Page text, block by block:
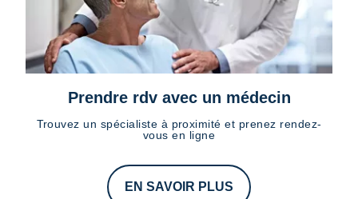
Prendre rdv avec un médecin
Trouvez un spécialiste à proximité et prenez rendez-
vous en ligne
EN SAVOIR PLUS